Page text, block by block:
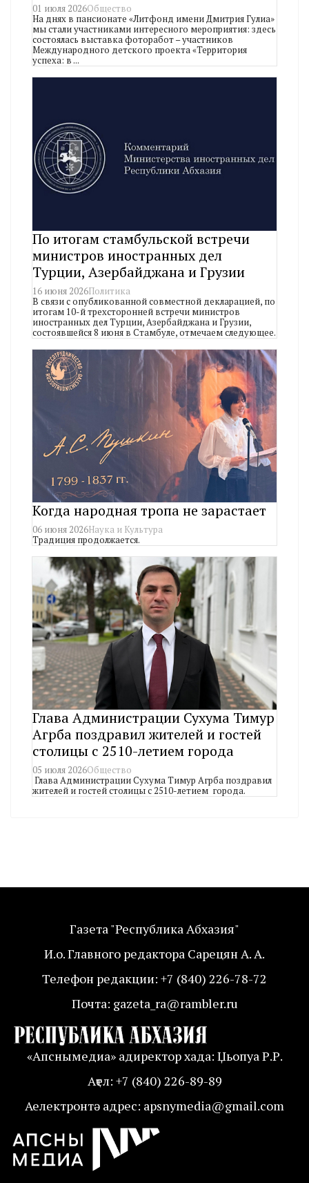
01 июля 2026Общество
На днях в пансионате «Литфонд имени Дмитрия Гулиа»
мы стали участниками интересного мероприятия: здесь
состоялась выставка фоторабот – участников
Международного детского проекта «Территория
успеха: в ...
По итогам стамбульской встречи
министров иностранных дел
Турции, Азербайджана и Грузии
16 июня 2026Политика
В связи с опубликованной совместной декларацией, по
итогам 10-й трехсторонней встречи министров
иностранных дел Турции, Азербайджана и Грузии,
состоявшейся 8 июня в Стамбуле, отмечаем следующее.
Когда народная тропа не зарастает
06 июня 2026Наука и Культура
Традиция продолжается.
Глава Администрации Сухума Тимур
Агрба поздравил жителей и гостей
столицы с 2510-летием города
05 июля 2026Общество
Глава Администрации Сухума Тимур Агрба поздравил
жителей и гостей столицы с 2510-летием города.
Газета "Республика Абхазия"
И.о. Главного редактора Сарецян А. А.
Телефон редакции: +7 (840) 226-78-72
Почта: gazeta_ra@rambler.ru
«Апснымедиа» адиректор хада: Џьопуа Р.Р.
Аҭел: +7 (840) 226-89-89
Аелектронтә адрес: apsnymedia@gmail.com